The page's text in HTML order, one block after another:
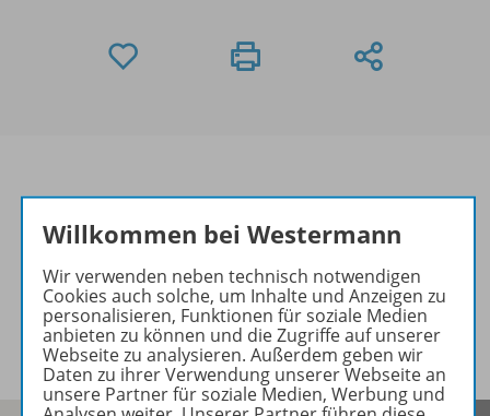
Informationen
Video zu folgenden Werken
Willkommen bei Westermann
Wir verwenden neben technisch notwendigen
Cookies auch solche, um Inhalte und Anzeigen zu
personalisieren, Funktionen für soziale Medien
anbieten zu können und die Zugriffe auf unserer
Webseite zu analysieren. Außerdem geben wir
Daten zu ihrer Verwendung unserer Webseite an
unsere Partner für soziale Medien, Werbung und